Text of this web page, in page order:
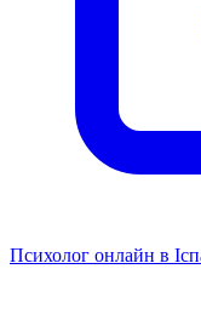
Психолог онлайн в